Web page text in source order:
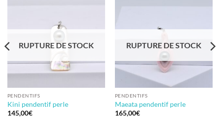
RUPTURE DE STOCK
PENDENTIFS
Kini pendentif perle
145,00€
RUPTURE DE STOCK
PENDENTIFS
Maeata pendentif perle
165,00€